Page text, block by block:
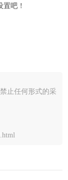
吧！
止任何形式的采